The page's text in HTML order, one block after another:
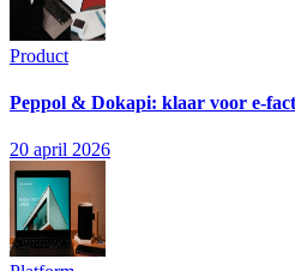
Product
Peppol & Dokapi: klaar voor e-
20 april 2026